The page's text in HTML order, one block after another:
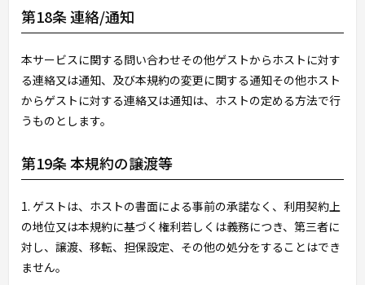
第18条 連絡/通知
本サービスに関する問い合わせその他ゲストからホストに対す
る連絡又は通知、及び本規約の変更に関する通知その他ホスト
からゲストに対する連絡又は通知は、ホストの定める方法で行
うものとします。
第19条 本規約の譲渡等
1. ゲストは、ホストの書面による事前の承諾なく、利用契約上
の地位又は本規約に基づく権利若しくは義務につき、第三者に
対し、譲渡、移転、担保設定、その他の処分をすることはでき
ません。